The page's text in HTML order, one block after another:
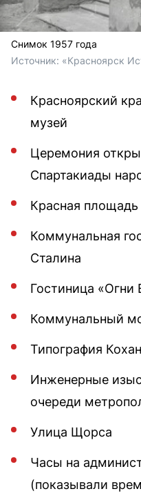
Снимок 1957 года
Источник: «Красноярск
Красноярский
музей
Церемония
Спартакиады
Красная площадь
Коммунальная
Сталина
Гостиница «Огни
Коммунальный
Типография
Инженерные
очереди
Улица Щорса
Часы на
(показывали